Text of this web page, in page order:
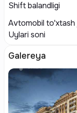
Shift balandligi
Avtomobil to'xtash
Uylari soni
Galereya